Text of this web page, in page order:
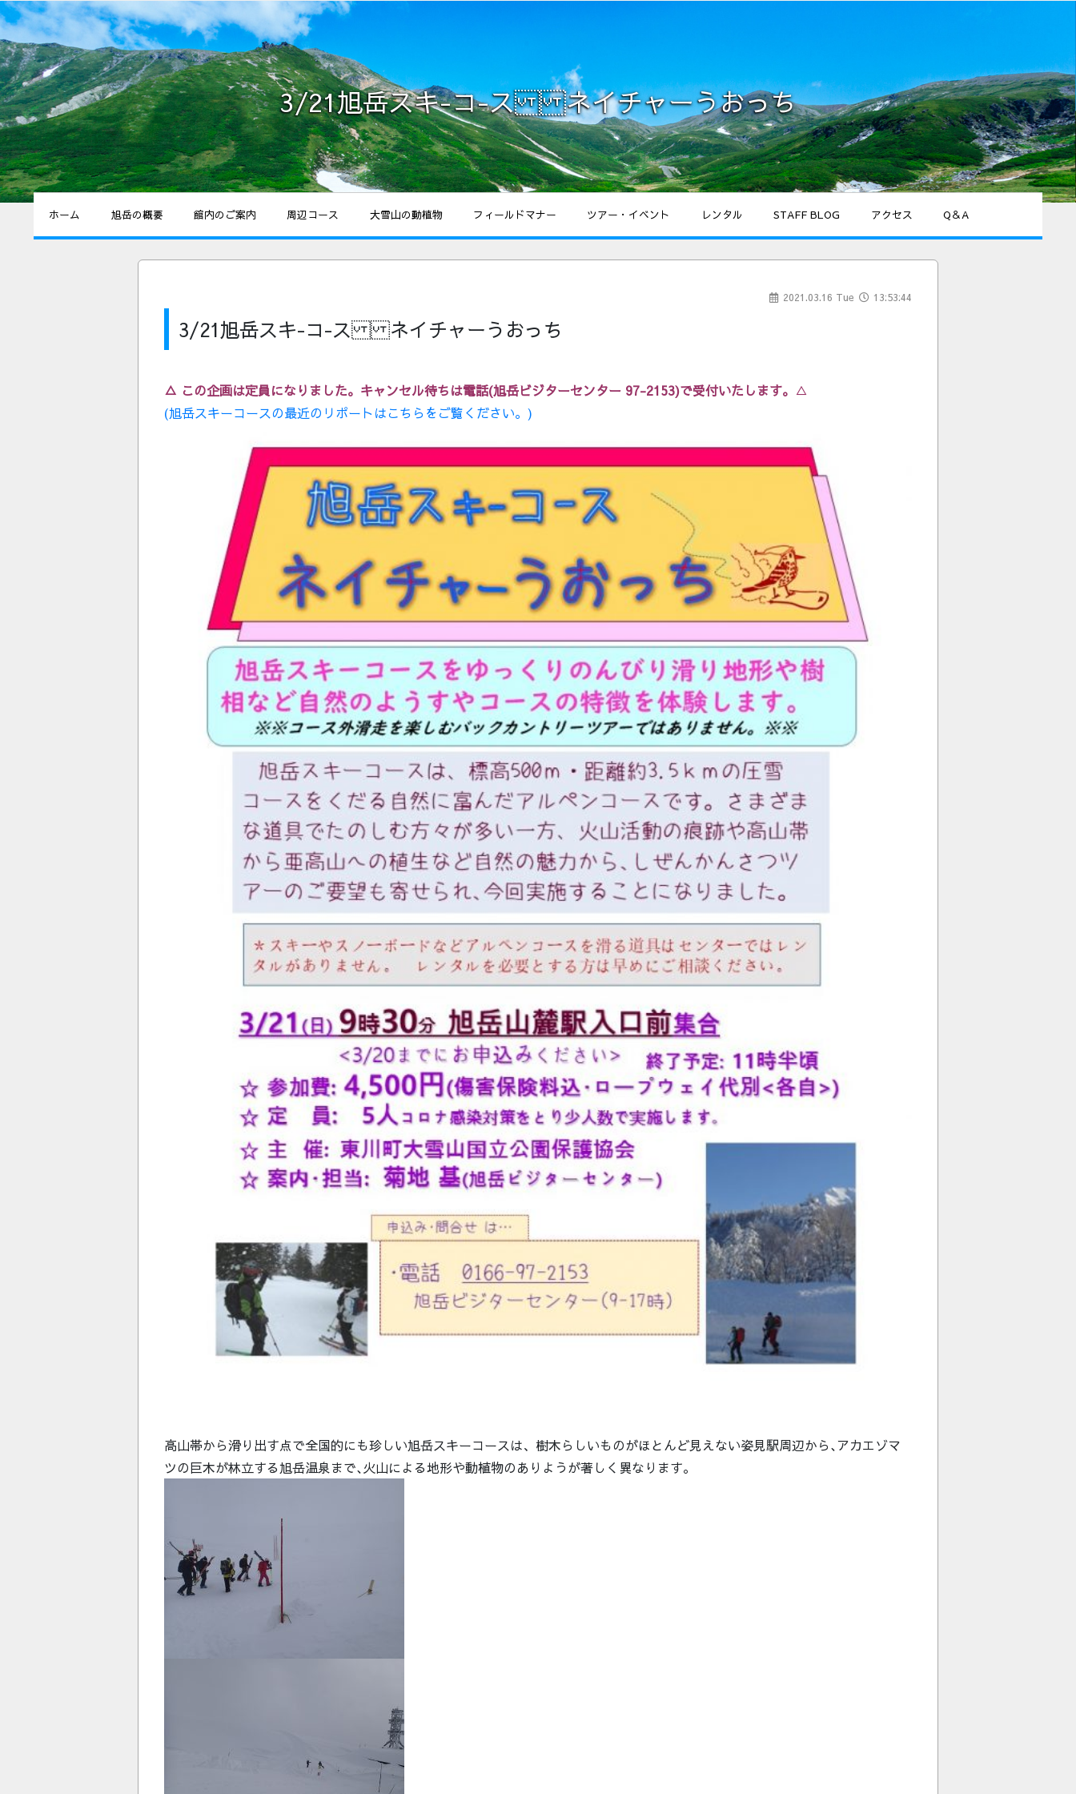
3/21旭岳スキ-コ-ス ネイチャーうおっち
ホーム 旭岳の概要 館内のご案内 周辺コース 大雪山の動植物 フィールドマナー ツアー・イベント レンタル STAFF BLOG アクセス Q＆A
2021.03.16 Tue 13:53:44
3/21旭岳スキ-コ-ス ネイチャーうおっち
△ この企画は定員になりました。キャンセル待ちは電話(旭岳ビジターセンター 97-2153)で受付いたします。 △
(旭岳スキーコースの最近のリポートはこちらをご覧ください。)
高山帯から滑り出す点で全国的にも珍しい旭岳スキーコースは、樹木らしいものがほとんど見えない姿見駅周辺から､アカエゾマ
ツの巨木が林立する旭岳温泉まで､火山による地形や動植物のありようが著しく異なります。